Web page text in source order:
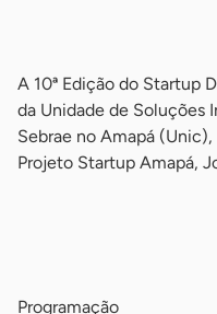
A 10ª Edição do Startup
da Unidade de Soluções
Sebrae no Amapá
Projeto Startup Amapá,
Programação